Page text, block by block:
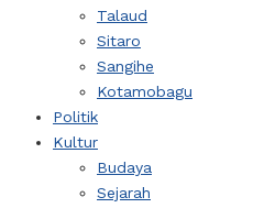
Talaud
Sitaro
Sangihe
Kotamobagu
Politik
Kultur
Budaya
Sejarah